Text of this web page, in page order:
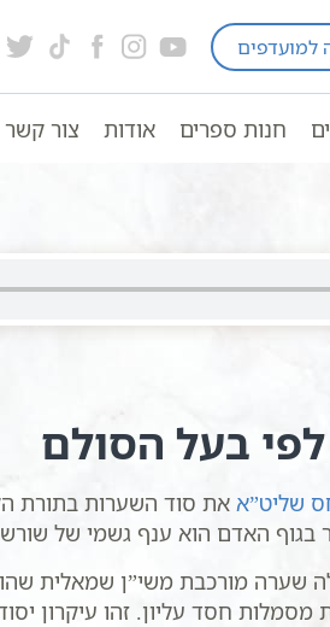
למועדפים
חנות ספרים אודות צור קשר
אשלג
חסידות כללי
פנחס
בעל הסולם
שליט”א את סוד השערות בתורת
האדם הוא ענף גשמי של שורש
שערה מורכבת משי”ן שמאלית
חסד עליון. זהו עיקרון